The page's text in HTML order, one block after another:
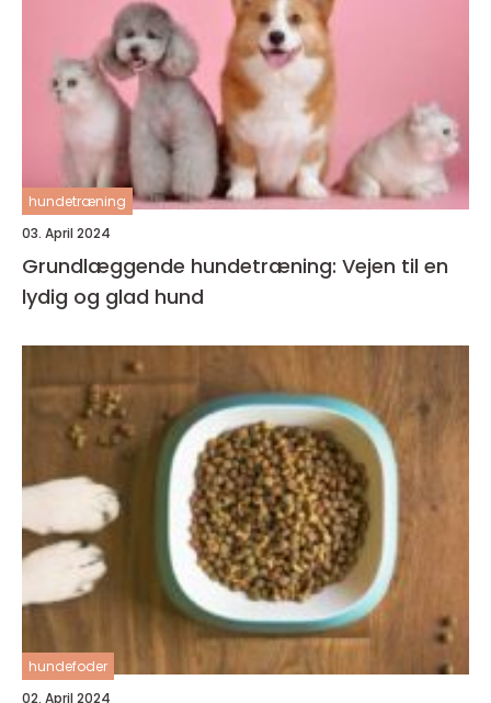
hundetræning
03. April 2024
Grundlæggende hundetræning: Vejen til en
lydig og glad hund
hundefoder
02. April 2024